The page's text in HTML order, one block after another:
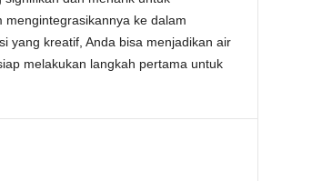
ke dalam
yang kreatif, Anda bisa menjadikan air
melakukan langkah pertama untuk